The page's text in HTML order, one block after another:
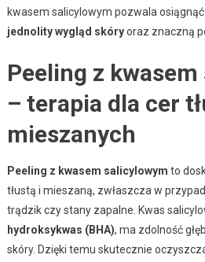
kwasem salicylowym pozwala osiągnąć
jednolity wygląd skóryoraz znaczną
Peeling z
– terapia dla cer
mieszanych
Peeling z kwasem salicylowym to
tłustą i mieszaną, zwłaszcza w
trądzik czy stany zapalne. Kwas
hydroksykwas (BHA), ma zdolność
skóry. Dzięki temu skutecznie